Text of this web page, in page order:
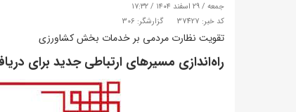
جمعه / ۲۹ اسفند ۱۴۰۴ / ۱۷:۳۲
کد خبر: 37427
گزارشگر: 306
تقویت نظارت مردمی بر خدمات بخش کشاورزی
راه‌اندازی مسیرهای ارتباطی جدید برای